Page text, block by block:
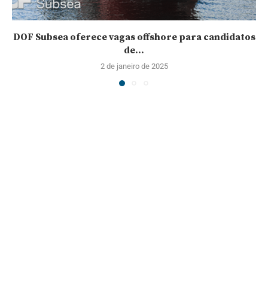
DOF Subsea oferece vagas offshore para candidatos
de...
2 de janeiro de 2025